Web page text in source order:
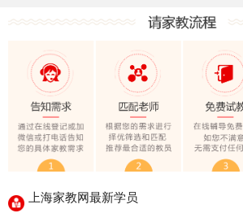
上海家教网大学生做家教安全须知！
上海家教网家教试课规则
上海家教网免责声明
教员首次给家长打电话注意事项
上海家教网教员首次上门试教注意事项
上海家教网注册协议
上海家教网最新学员